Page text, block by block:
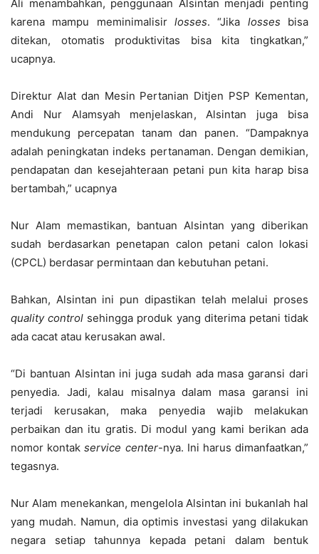
Ali menambahkan, penggunaan Alsintan menjadi penting
karena mampu meminimalisir losses. “Jika losses bisa
ditekan, otomatis produktivitas bisa kita tingkatkan,”
ucapnya.
Direktur Alat dan Mesin Pertanian Ditjen PSP Kementan,
Andi Nur Alamsyah menjelaskan, Alsintan juga bisa
mendukung percepatan tanam dan panen. “Dampaknya
adalah peningkatan indeks pertanaman. Dengan demikian,
pendapatan dan kesejahteraan petani pun kita harap bisa
bertambah,” ucapnya
Nur Alam memastikan, bantuan Alsintan yang diberikan
sudah berdasarkan penetapan calon petani calon lokasi
(CPCL) berdasar permintaan dan kebutuhan petani.
Bahkan, Alsintan ini pun dipastikan telah melalui proses
quality control sehingga produk yang diterima petani tidak
ada cacat atau kerusakan awal.
“Di bantuan Alsintan ini juga sudah ada masa garansi dari
penyedia. Jadi, kalau misalnya dalam masa garansi ini
terjadi kerusakan, maka penyedia wajib melakukan
perbaikan dan itu gratis. Di modul yang kami berikan ada
nomor kontakservice center-nya. Ini harus dimanfaatkan,”
tegasnya.
Nur Alam menekankan, mengelola Alsintan ini bukanlah hal
yang mudah. Namun, dia optimis investasi yang dilakukan
negara setiap tahunnya kepada petani dalam bentuk